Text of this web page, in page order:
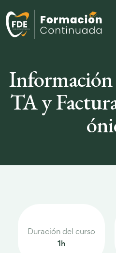
Información
TA y
Duración del curso
1h